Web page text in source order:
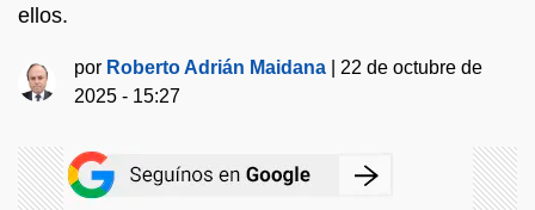
ellos.
por Roberto Adrián Maidana
22 de octubre de
2025 - 15:27